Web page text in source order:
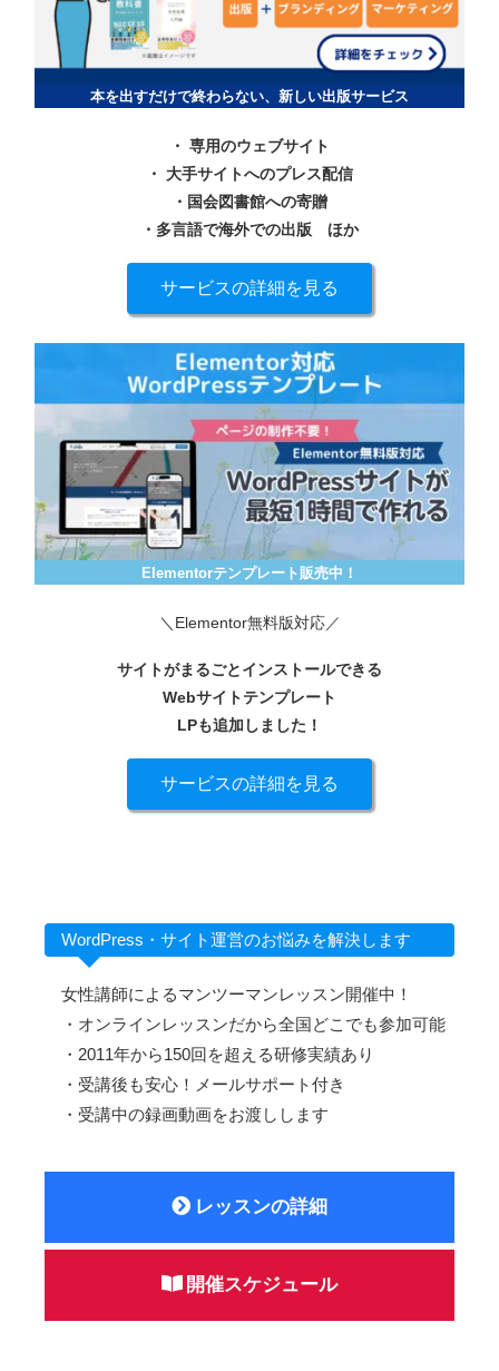
本を出すだけで終わらない、新しい出版サービス
・ 専用のウェブサイト
・ 大手サイトへのプレス配信
・国会図書館への寄贈
・多言語で海外での出版 ほか
サービスの詳細を見る
Elementorテンプレート販売中！
＼Elementor無料版対応／
サイトがまるごとインストールできる
Webサイトテンプレート
LPも追加しました！
サービスの詳細を見る
WordPress・サイト運営のお悩みを解決します
女性講師によるマンツーマンレッスン開催中！
・オンラインレッスンだから全国どこでも参加可能
・2011年から150回を超える研修実績あり
・受講後も安心！メールサポート付き
・受講中の録画動画をお渡しします
レッスンの詳細
開催スケジュール